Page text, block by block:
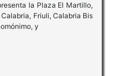
la Plaza El Martillo,
Friuli, Calabria Bis
y